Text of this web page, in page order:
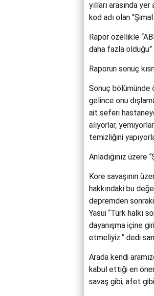
yılları arasında
kod adı olan
Rapor özellikle
daha fazla
Raporun sonuç
Sonuç bölümünde
gelince onu
ait seferi
alıyorlar,
temizliğini
Anladığınız üzere
Kore savaşının
hakkındaki bu
depremden sonraki
Yasui “Türk halkı
dayanışma içine
etmeliyiz.” dedi
Arada kendi
kabul ettiği en
savaş gibi, afet